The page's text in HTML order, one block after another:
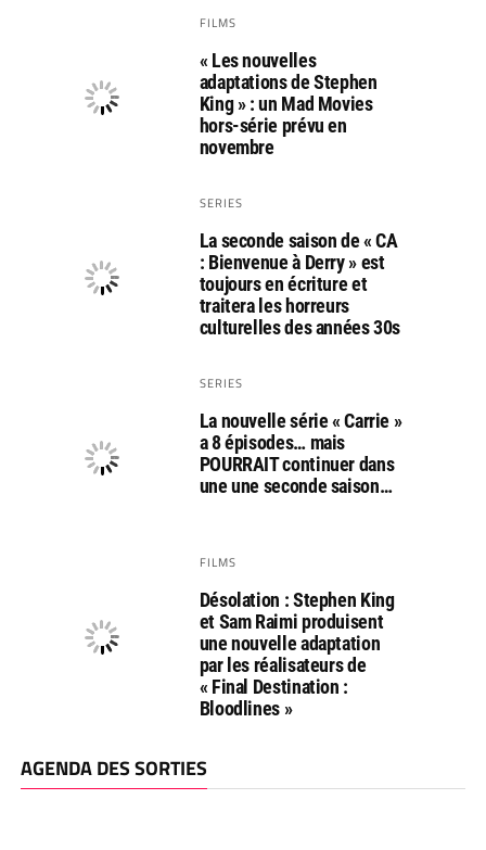
FILMS
« Les nouvelles
adaptations de Stephen
King » : un Mad Movies
hors-série prévu en
novembre
SERIES
La seconde saison de « CA
: Bienvenue à Derry » est
toujours en écriture et
traitera les horreurs
culturelles des années 30s
SERIES
La nouvelle série « Carrie »
a 8 épisodes… mais
POURRAIT continuer dans
une une seconde saison…
FILMS
Désolation : Stephen King
et Sam Raimi produisent
une nouvelle adaptation
par les réalisateurs de
« Final Destination :
Bloodlines »
AGENDA DES SORTIES